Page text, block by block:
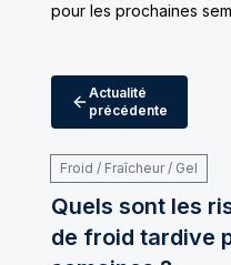
pour les prochaines
Actualité
précédente
Froid / Fraîcheur / Gel
Quels sont les
de froid tardive